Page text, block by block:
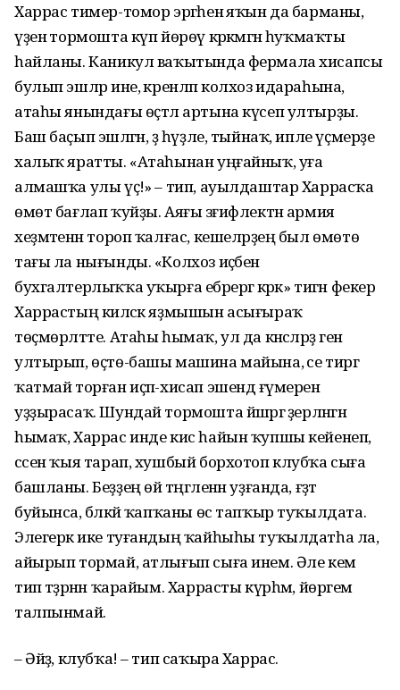
Харрас тимер-томор эргәһенә яҡын да барманы,
үҙенә тормошта күп йөрөү кәрәкмәгән һуҡмаҡты
һайланы. Каникул ваҡытында фермала хисапсы
булып эшләр ине, әкренләп колхоз идараһына,
атаһы янындағы өҫтәл артына күсеп ултырҙы.
Баш баҫып эшләгән, әҙ һүҙле, тыйнаҡ, ипле үҫмерҙе
халыҡ яратты. «Атаһынан уңғайныҡ, уға
алмашҡа улы үҫә!» – тип, ауылдаштар Харрасҡа
өмөт бағлап ҡуйҙы. Аяғы зәғифлектән армия
хеҙмәтенән тороп ҡалғас, кешеләрҙең был өмөтө
тағы ла нығынды. «Колхоз иҫәбенә
бухгалтерлыҡҡа уҡырға ебәрергә кәрәк» тигән фекер
Харрастың киләсәк яҙмышын асығыраҡ
төҫмөрләтте. Атаһы һымаҡ, ул да кәнсәләрҙә генә
ултырып, өҫтө-башы машина майына, әсе тиргә
ҡатмай торған иҫәп-хисап эшендә ғүмерен
уҙҙырасаҡ. Шундай тормошта йәшәргә әҙерләнгән
һымаҡ, Харрас инде кис һайын ҡупшы кейенеп,
сәсен ҡыя тарап, хушбый борхотоп клубҡа сыға
башланы. Беҙҙең өй тәңгәленән уҙғанда, ғәҙәт
буйынса, бәләкәй ҡапҡаны өс тапҡыр туҡылдата.
Элегерәк ике туғандың ҡайһыһы туҡылдатһа ла,
айырып тормай, атлығып сыға инем. Әле кем
тип тәҙрәнән ҡарайым. Харрасты күрһәм, йөрәгем
талпынмай.
– Әйҙә, клубҡа! – тип саҡыра Харрас.